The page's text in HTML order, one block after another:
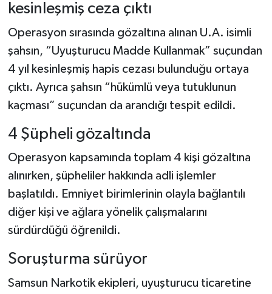
kesinleşmiş ceza çıktı
Operasyon sırasında gözaltına alınan U.A. isimli
şahsın, “Uyuşturucu Madde Kullanmak” suçundan
4 yıl kesinleşmiş hapis cezası bulunduğu ortaya
çıktı. Ayrıca şahsın “hükümlü veya tutuklunun
kaçması” suçundan da arandığı tespit edildi.
4 Şüpheli gözaltında
Operasyon kapsamında toplam 4 kişi gözaltına
alınırken, şüpheliler hakkında adli işlemler
başlatıldı. Emniyet birimlerinin olayla bağlantılı
diğer kişi ve ağlara yönelik çalışmalarını
sürdürdüğü öğrenildi.
Soruşturma sürüyor
Samsun Narkotik ekipleri, uyuşturucu ticaretine